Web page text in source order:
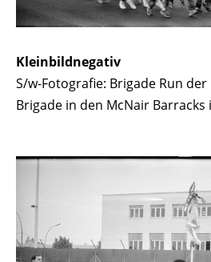
Kleinbildnegativ
S/w-Fotografie: Brigade Run der
Brigade in den McNair